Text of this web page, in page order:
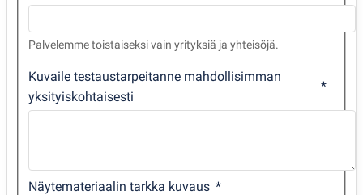
Palvelemme toistaiseksi vain yrityksiä ja yhteisöjä.
Kuvaile testaustarpeitanne mahdollisimman
yksityiskohtaisesti
Näytemateriaalin tarkka kuvaus